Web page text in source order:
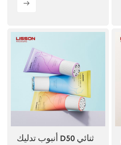
تشغيل/إيقاف
أنبوب تدليك D50 ثنائي